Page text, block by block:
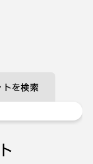
を検索